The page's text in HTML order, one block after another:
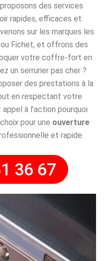
des services
rapides, efficaces et
sur les marques les
Fichet, et offrons des
votre coffre-fort en
un serrurier pas cher ?
des prestations à la
en respectant votre
à l’action pourquoi
pour une ouverture
et rapide.
36 67